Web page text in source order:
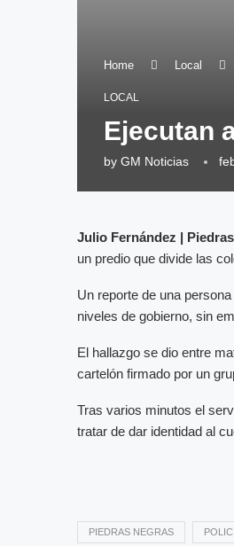
Home Local
LOCAL
Ejecutan
by GM Noticias
Julio Fernández |
un predio que divide las
Un reporte de una
niveles de gobierno, sin
El hallazgo se dio entre
cartelón firmado por un
Tras varios minutos el
tratar de dar identidad al
PIEDRAS NEGRAS